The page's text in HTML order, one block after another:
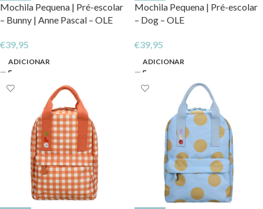
Mochila Pequena | Pré-escolar
– Bunny | Anne Pascal – OLE
€39,95
ADICIONAR
Mochila Pequena | Pré-escolar
– Dog – OLE
€39,95
ADICIONAR